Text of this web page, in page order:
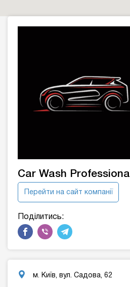
Car Wash Professional
Перейти на сайт компанії
Поділитись:
м. Київ, вул. Садова, 62